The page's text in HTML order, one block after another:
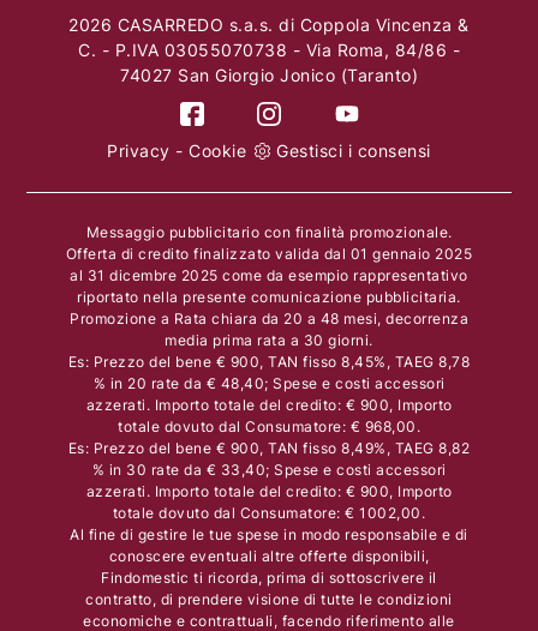
2026 CASARREDO s.a.s. di Coppola Vincenza &
C. - P.IVA 03055070738 - Via Roma, 84/86 -
74027 San Giorgio Jonico (Taranto)
Privacy -Cookie Gestisci i consensi
Messaggio pubblicitario con finalità promozionale.
Offerta di credito finalizzato valida dal 01 gennaio 2025
al 31 dicembre 2025 come da esempio rappresentativo
riportato nella presente comunicazione pubblicitaria.
Promozione a Rata chiara da 20 a 48 mesi, decorrenza
media prima rata a 30 giorni.
Es: Prezzo del bene € 900, TAN fisso 8,45%, TAEG 8,78
% in 20 rate da € 48,40; Spese e costi accessori
azzerati. Importo totale del credito: € 900, Importo
totale dovuto dal Consumatore: € 968,00.
Es: Prezzo del bene € 900, TAN fisso 8,49%, TAEG 8,82
% in 30 rate da € 33,40; Spese e costi accessori
azzerati. Importo totale del credito: € 900, Importo
totale dovuto dal Consumatore: € 1002,00.
Al fine di gestire le tue spese in modo responsabile e di
conoscere eventuali altre offerte disponibili,
Findomestic ti ricorda, prima di sottoscrivere il
contratto, di prendere visione di tutte le condizioni
economiche e contrattuali, facendo riferimento alle